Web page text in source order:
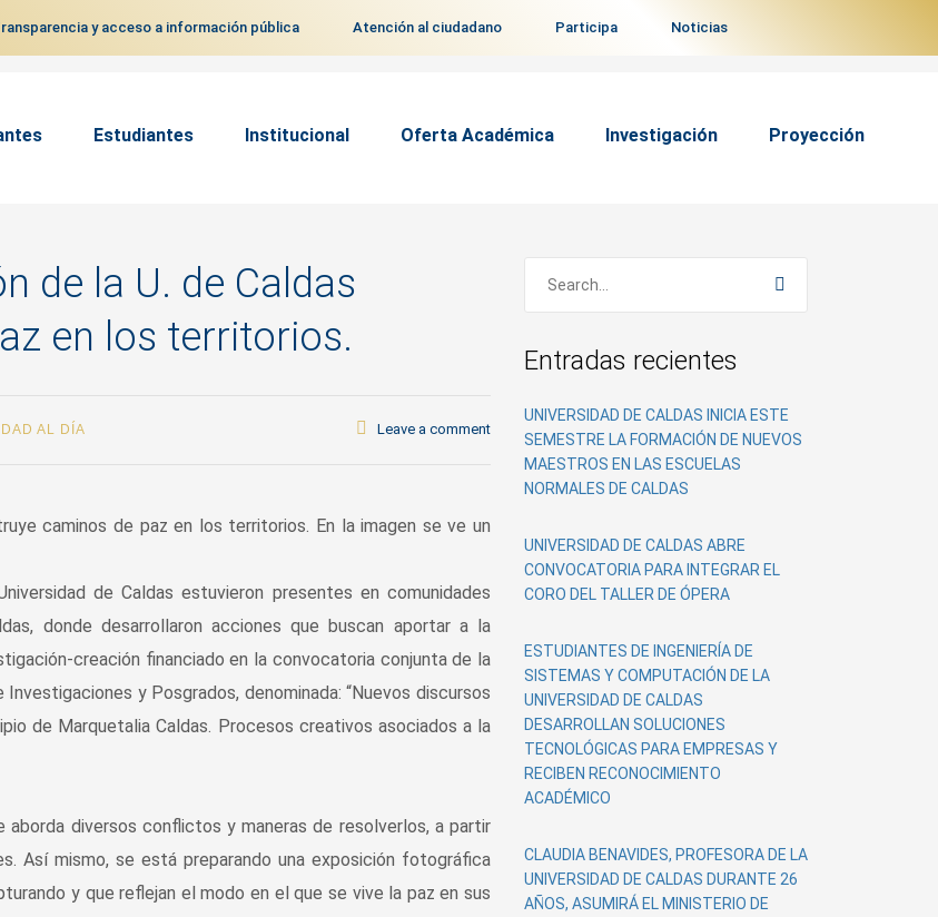
y acceso a información pública Atención al ciudadano Participa Noticias
Estudiantes Institucional Oferta Académica Investigación Proyección
de la U. de Caldas
en los territorios.
AL DÍA Leave a comment
de Caldas estuvieron presentes en comunidades
donde desarrollaron acciones que buscan aportar a la
creación financiado en la convocatoria conjunta de la
y Posgrados, denominada: “Nuevos discursos
de Marquetalia Caldas. Procesos creativos asociados a la
diversos conflictos y maneras de resolverlos, a partir
Así mismo, se está preparando una exposición fotográfica
y que reflejan el modo en el que se vive la paz en sus
Entradas recientes
UNIVERSIDAD DE CALDAS INICIA ESTE
SEMESTRE LA FORMACIÓN DE NUEVOS
MAESTROS EN LAS ESCUELAS
NORMALES DE CALDAS
UNIVERSIDAD DE CALDAS ABRE
CONVOCATORIA PARA INTEGRAR EL
CORO DEL TALLER DE ÓPERA
ESTUDIANTES DE INGENIERÍA DE
SISTEMAS Y COMPUTACIÓN DE LA
UNIVERSIDAD DE CALDAS
DESARROLLAN SOLUCIONES
TECNOLÓGICAS PARA EMPRESAS Y
RECIBEN RECONOCIMIENTO
ACADÉMICO
CLAUDIA BENAVIDES, PROFESORA DE LA
UNIVERSIDAD DE CALDAS DURANTE 26
AÑOS, ASUMIRÁ EL MINISTERIO DE